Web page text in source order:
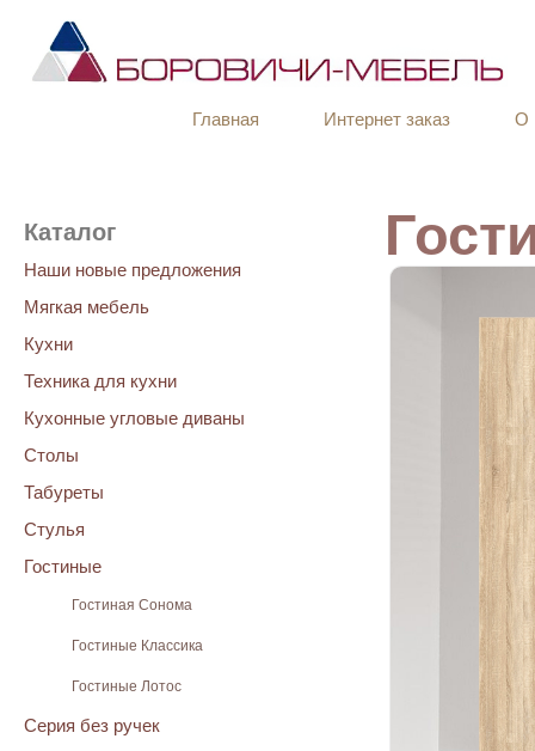
Главная Интернет заказ О
Каталог
Наши новые предложения
Мягкая мебель
Кухни
Техника для кухни
Кухонные угловые диваны
Столы
Табуреты
Стулья
Гостиные
Гостиная Сонома
Гостиные Классика
Гостиные Лотос
Серия без ручек